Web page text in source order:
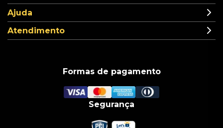
Ajuda
Atendimento
Formas de pagamento
Segurança